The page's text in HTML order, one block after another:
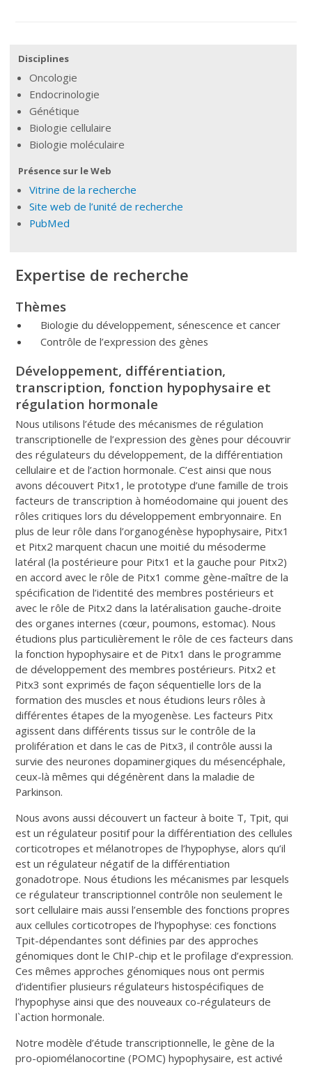
Disciplines
Oncologie
Endocrinologie
Génétique
Biologie cellulaire
Biologie moléculaire
Présence sur le Web
Vitrine de la recherche
Site web de l’unité de recherche
PubMed
Expertise de recherche
Thèmes
Biologie du développement, sénescence et cancer
Contrôle de l’expression des gènes
Développement, différentiation,
transcription, fonction hypophysaire et
régulation hormonale
Nous utilisons l’étude des mécanismes de régulation
transcriptionelle de l’expression des gènes pour découvrir
des régulateurs du développement, de la différentiation
cellulaire et de l’action hormonale. C’est ainsi que nous
avons découvert Pitx1, le prototype d’une famille de trois
facteurs de transcription à homéodomaine qui jouent des
rôles critiques lors du développement embryonnaire. En
plus de leur rôle dans l’organogénèse hypophysaire, Pitx1
et Pitx2 marquent chacun une moitié du mésoderme
latéral (la postérieure pour Pitx1 et la gauche pour Pitx2)
en accord avec le rôle de Pitx1 comme gène-maître de la
spécification de l’identité des membres postérieurs et
avec le rôle de Pitx2 dans la latéralisation gauche-droite
des organes internes (cœur, poumons, estomac). Nous
étudions plus particulièrement le rôle de ces facteurs dans
la fonction hypophysaire et de Pitx1 dans le programme
de développement des membres postérieurs. Pitx2 et
Pitx3 sont exprimés de façon séquentielle lors de la
formation des muscles et nous étudions leurs rôles à
différentes étapes de la myogenèse. Les facteurs Pitx
agissent dans différents tissus sur le contrôle de la
prolifération et dans le cas de Pitx3, il contrôle aussi la
survie des neurones dopaminergiques du mésencéphale,
ceux-là mêmes qui dégénèrent dans la maladie de
Parkinson.
Nous avons aussi découvert un facteur à boite T, Tpit, qui
est un régulateur positif pour la différentiation des cellules
corticotropes et mélanotropes de l’hypophyse, alors qu’il
est un régulateur négatif de la différentiation
gonadotrope. Nous étudions les mécanismes par lesquels
ce régulateur transcriptionnel contrôle non seulement le
sort cellulaire mais aussi l’ensemble des fonctions propres
aux cellules corticotropes de l’hypophyse: ces fonctions
Tpit-dépendantes sont définies par des approches
génomiques dont le ChIP-chip et le profilage d’expression.
Ces mêmes approches génomiques nous ont permis
d’identifier plusieurs régulateurs histospécifiques de
l’hypophyse ainsi que des nouveaux co-régulateurs de
l`action hormonale.
Notre modèle d’étude transcriptionnelle, le gène de la
pro-opiomélanocortine (POMC) hypophysaire, est activé